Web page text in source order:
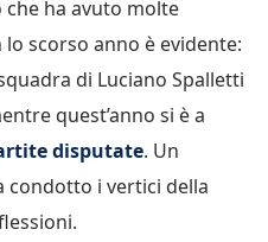
ha avuto molte
scorso anno è evidente:
di Luciano Spalletti
quest’anno si è a
disputate. Un
condotto i vertici della